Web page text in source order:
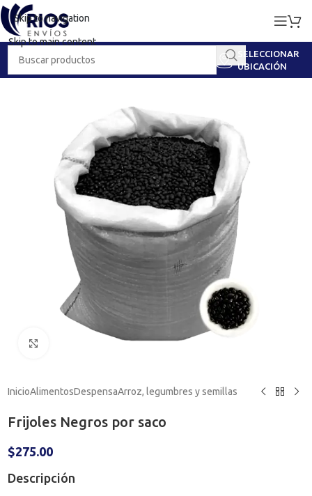
Skip to navigation
Skip to main content
SELECCIONAR
UBICACIÓN
Haga clic para ampliar
InicioAlimentosDespensaArroz, legumbres y semillas
Frijoles Negros por saco
$275.00
Descripción